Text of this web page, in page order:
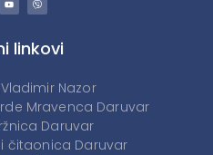
linkovi
Nazor
Mravenca Daruvar
Daruvar
i čitaonica Daruvar